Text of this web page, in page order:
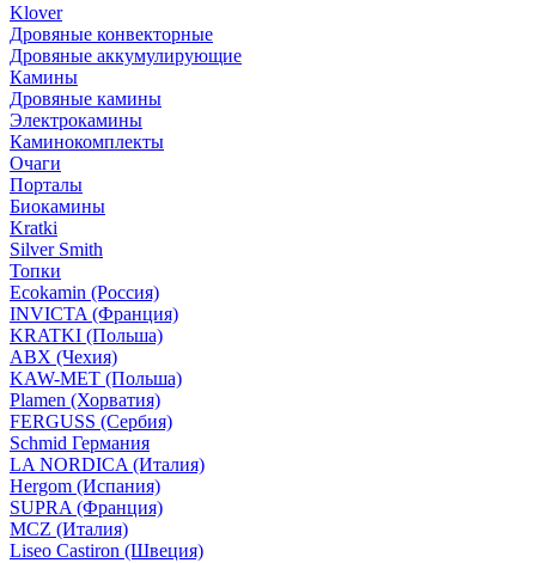
Klover
Дровяные конвекторные
Дровяные аккумулирующие
Камины
Дровяные камины
Электрокамины
Каминокомплекты
Очаги
Порталы
Биокамины
Kratki
Silver Smith
Топки
Ecokamin (Россия)
INVICTA (Франция)
KRATKI (Польша)
ABX (Чехия)
KAW-MET (Польша)
Plamen (Хорватия)
FERGUSS (Сербия)
Schmid Германия
LA NORDICA (Италия)
Hergom (Испания)
SUPRA (Франция)
MCZ (Италия)
Liseo Castiron (Швеция)